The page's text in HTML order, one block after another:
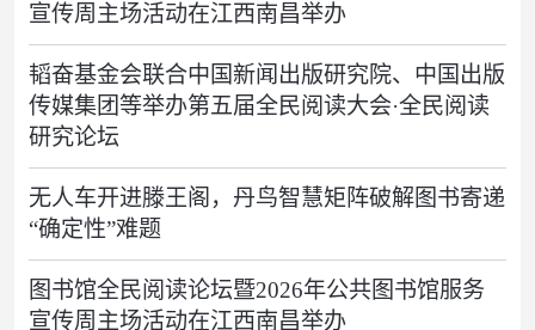
宣传周主场活动在江西南昌举办
韬奋基金会联合中国新闻出版研究院、中国出版
传媒集团等举办第五届全民阅读大会·全民阅读
研究论坛
无人车开进滕王阁，丹鸟智慧矩阵破解图书寄递
“确定性”难题
图书馆全民阅读论坛暨2026年公共图书馆服务
宣传周主场活动在江西南昌举办